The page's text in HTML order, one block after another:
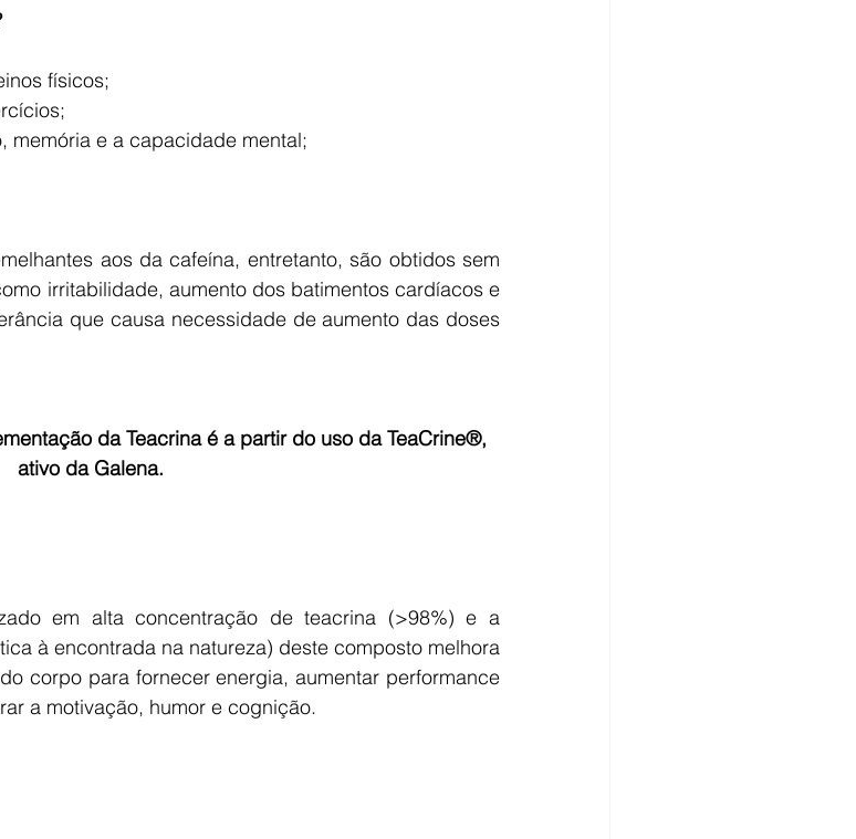
físicos;
memória e a capacidade mental;
aos da cafeína, entretanto, são obtidos sem
irritabilidade, aumento dos batimentos cardíacos e
que causa necessidade de aumento das doses
da Teacrina é a partir do uso da TeaCrine®,
ativo da Galena.
em alta concentração de teacrina (>98%) e a
à encontrada na natureza) deste composto melhora
corpo para fornecer energia, aumentar performance
a motivação, humor e cognição.